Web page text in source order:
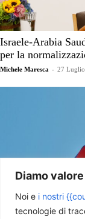
Diamo
Noi e i nostri
tecnologie di
Israele-Arabia
per la
Michele Maresca - 27